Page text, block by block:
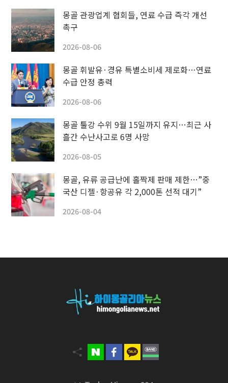
몽골 관광업계 협회들, 연료 수급 즉각 개선
촉구
2026-08-06
몽골 휘발유·경유 특별소비세 제로화…연료
수급 안정 총력
2026-08-06
몽골 툴강 수위 9월 15일까지 유지…최근 사
흘간 수난사고로 6명 사망
2026-08-05
몽골, 유류 공급난에 홀짝제 판매 제한…”중
국산 디젤·항공유 각 2,000톤 선적 대기”
2026-08-04